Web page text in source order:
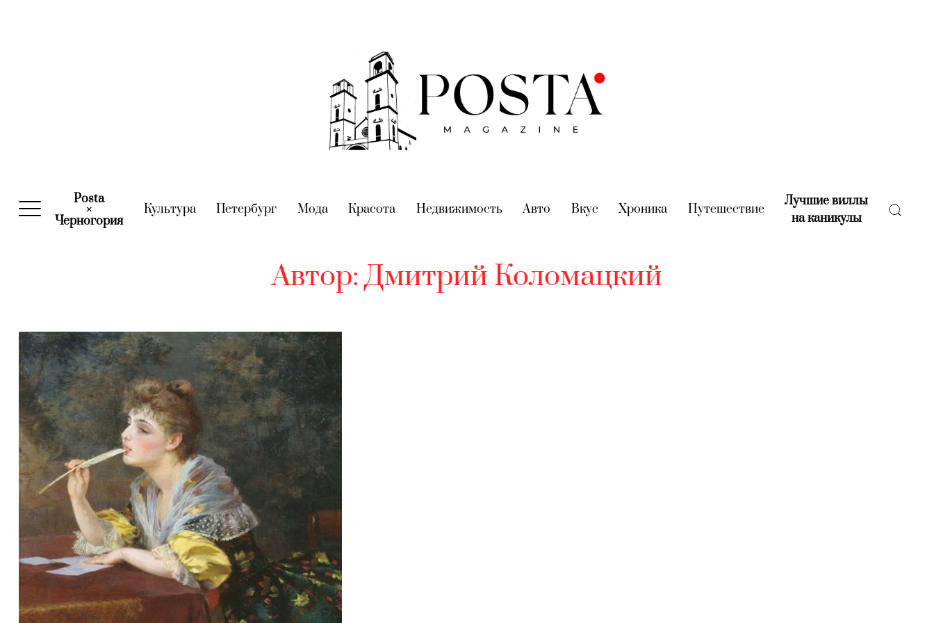
Posta
×
Черногория(current)
Культура(current)
Петербург (current)
Мода(current)
Красота (current)
Недвижимость(current)
Авто (current)
Вкус (current)
Хроника (current)
Путешествие(current)
Лучшие виллы
на каникулы(current)
Автор:Дмитрий Коломацкий